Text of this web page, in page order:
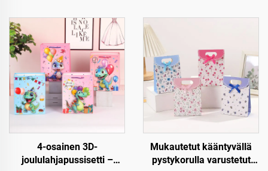
4-osainen 3D-
joululahjapussisetti –
Mukautetut kääntyvällä
pystykorulla varustetut